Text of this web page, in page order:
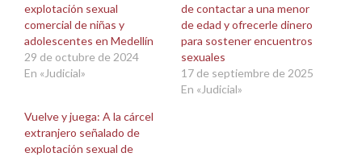
explotación sexual
comercial de niñas y
adolescentes en Medellín
29 de octubre de 2024
En «Judicial»
de contactar a una menor
de edad y ofrecerle dinero
para sostener encuentros
sexuales
17 de septiembre de 2025
En «Judicial»
Vuelve y juega: A la cárcel
extranjero señalado de
explotación sexual de